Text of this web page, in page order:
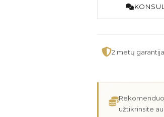
2 metų garantija
užtikrinsite